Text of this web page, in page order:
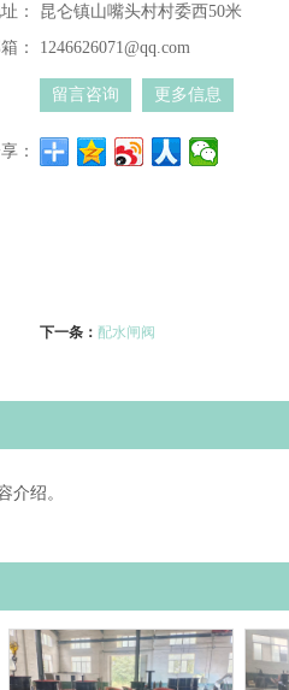
：
昆仑镇山嘴头村村委西50米
：
1246626071@qq.com
留言咨询 更多信息
：
下一条： 配水闸阀
介绍。